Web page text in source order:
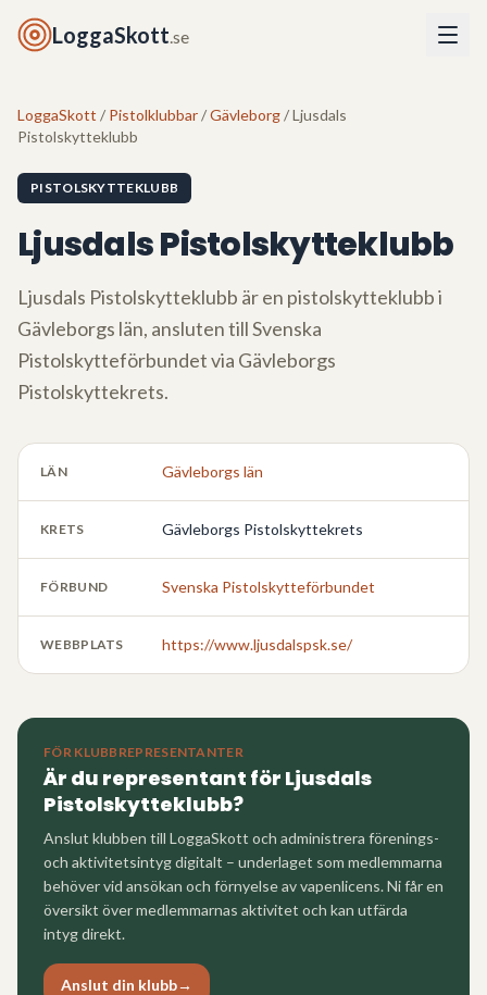
LoggaSkott.se
LoggaSkott / Pistolklubbar/Gävleborg/ Ljusdals
Pistolskytteklubb
PISTOLSKYTTEKLUBB
Ljusdals Pistolskytteklubb
Ljusdals Pistolskytteklubb är en pistolskytteklubb i
Gävleborgs län, ansluten till Svenska
Pistolskytteförbundet via Gävleborgs
Pistolskyttekrets.
LÄN Gävleborgs län
KRETS Gävleborgs Pistolskyttekrets
FÖRBUND Svenska Pistolskytteförbundet
WEBBPLATS https://www.ljusdalspsk.se/
FÖR KLUBBREPRESENTANTER
Är du representant för Ljusdals
Pistolskytteklubb?
Anslut klubben till LoggaSkott och administrera förenings-
och aktivitetsintyg digitalt – underlaget som medlemmarna
behöver vid ansökan och förnyelse av vapenlicens. Ni får en
översikt över medlemmarnas aktivitet och kan utfärda
intyg direkt.
Anslut din klubb→